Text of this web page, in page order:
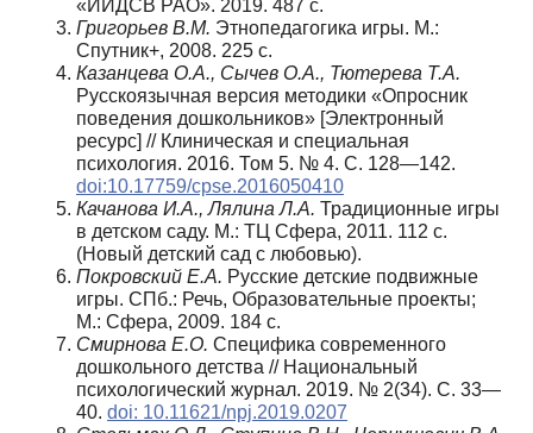
«ИИДСВ РАО». 2019. 487 с.
Григорьев В.М. Этнопедагогика игры. М.:
Спутник+, 2008. 225 с.
Казанцева О.А., Сычев О.А., Тютерева Т.А.
Русскоязычная версия методики «Опросник
поведения дошкольников» [Электронный
ресурс] // Клиническая и специальная
психология. 2016. Том 5. № 4. С. 128—142.
doi:10.17759/cpse.2016050410
Качанова И.А., Лялина Л.А. Традиционные игры
в детском саду. М.: ТЦ Сфера, 2011. 112 с.
(Новый детский сад с любовью).
Покровский Е.А. Русские детские подвижные
игры. СПб.: Речь, Образовательные проекты;
М.: Сфера, 2009. 184 с.
Смирнова Е.О. Специфика современного
дошкольного детства // Национальный
психологический журнал. 2019. № 2(34). С. 33—
40. doi: 10.11621/npj.2019.0207